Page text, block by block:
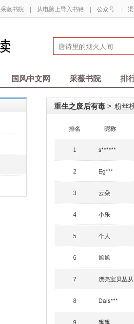
采薇书院 | 从电脑上导入书籍 | 公众号 |
国风中文网 采薇书院 排
重生之废后有毒 > 粉丝
排名 昵称
1 s******
2 Eg***
3 云朵
4 小乐
5 个人
6 旭旭
7 漂亮宝贝丛从
8 Dais***
9 飘飘